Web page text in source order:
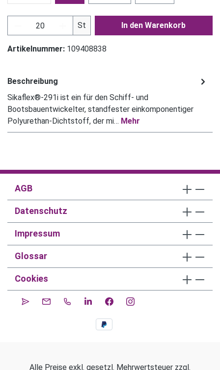
Produkt Anzahl: Gib den gewünschten Wert
St In den Warenkorb
Artikelnummer: 109408838
Beschreibung
Sikaflex®-291i ist ein für den Schiff- und
Bootsbauentwickelter, standfester einkomponentiger
Polyurethan-Dichtstoff, der mi… Mehr
AGB
Datenschutz
Impressum
Glossar
Cookies
Alle Preise exkl. gesetzl. Mehrwertsteuer zzgl.